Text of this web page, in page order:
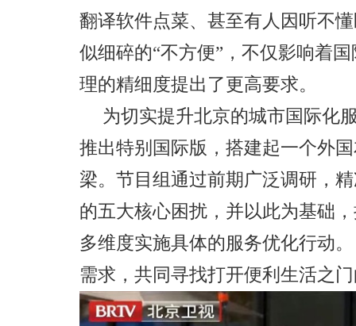
翻译软件点菜、甚至有人因听不
似细碎的“不方便”，不仅影响着
理的精细度提出了更高要求。
为切实提升北京的城市国际化
推出特别国际版，搭建起一个外
梁。节目组通过前期广泛调研，
的五大核心困扰，并以此为基础
多维度实施具体的服务优化行动。
需求，共同寻找打开便利生活之